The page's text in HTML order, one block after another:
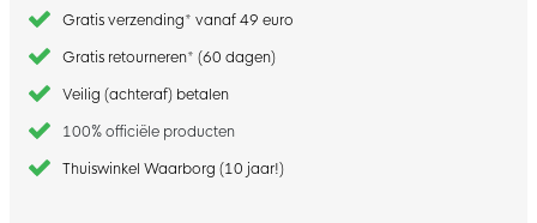
Gratis verzending* vanaf 49 euro
Gratis retourneren* (60 dagen)
Veilig (achteraf) betalen
100% officiële producten
Thuiswinkel Waarborg (10 jaar!)